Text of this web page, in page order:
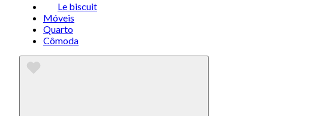
Le biscuit
Móveis
Quarto
Cômoda